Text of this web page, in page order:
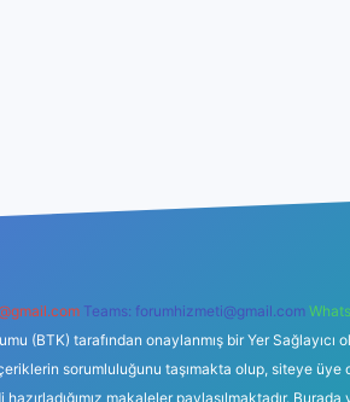
Teams: forumhizmeti@gmail.com
(BTK) tarafından onaylanmış bir Yer
sorumluluğunu taşımakta olup, siteye
makaleler paylaşılmaktadır.